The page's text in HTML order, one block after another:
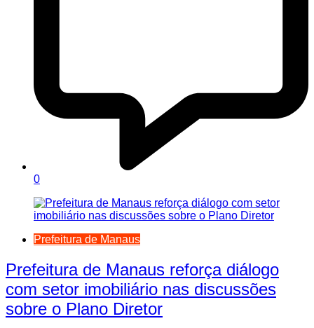
0
Prefeitura de Manaus
Prefeitura de Manaus reforça diálogo
com setor imobiliário nas discussões
sobre o Plano Diretor